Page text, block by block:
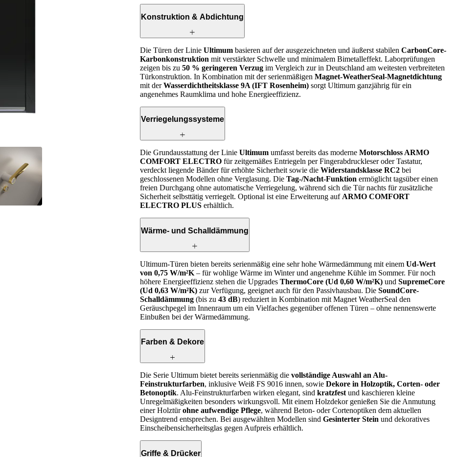
Konstruktion & Abdichtung
Die Türen der Linie Ultimum basieren auf der ausgezeichneten und äußerst stabilen CarbonCore-
Karbonkonstruktion mit verstärkter Schwelle und minimalem Bimetalleffekt. Laborprüfungen
zeigen bis zu 50 % geringeren Verzug im Vergleich zur in Deutschland am weitesten verbreiteten
Tür­konstruktion. In Kombination mit der serienmäßigen Magnet-WeatherSeal-Magnetdichtung
mit derWasserdichtheitsklasse 9A (IFT Rosenheim) sorgt Ultimum ganzjährig für ein
angenehmes Raumklima und hohe Energieeffizienz.
Verriegelungssysteme
Die Grundausstattung der Linie Ultimum umfasst bereits das moderne Motorschloss ARMO
COMFORT ELECTRO für zeitgemäßes Entriegeln per Fingerabdruckleser oder Tastatur,
verdeckt liegende Bänder für erhöhte Sicherheit sowie die Widerstandsklasse RC2 bei
geschlossenen Modellen ohne Verglasung. Die Tag-/Nacht-Funktion ermöglicht tagsüber einen
freien Durchgang ohne automatische Verriegelung, während sich die Tür nachts für zusätzliche
Sicherheit selbsttätig verriegelt. Optional ist eine Erweiterung auf ARMO COMFORT
ELECTRO PLUS erhältlich.
Wärme- und Schalldämmung
Ultimum-Türen bieten bereits serienmäßig eine sehr hohe Wärmedämmung mit einem Ud-Wert
von 0,75 W/m²K – für wohlige Wärme im Winter und angenehme Kühle im Sommer. Für noch
höhere Energieeffizienz stehen die Upgrades ThermoCore (Ud 0,60 W/m²K) und SupremeCore
(Ud 0,63 W/m²K) zur Verfügung, geeignet auch für den Passivhausbau. Die SoundCore-
Schalldämmung (bis zu 43 dB) reduziert in Kombination mit Magnet WeatherSeal den
Geräuschpegel im Innenraum um ein Vielfaches gegenüber offenen Türen – ohne nennenswerte
Einbußen bei der Wärmedämmung.
Farben & Dekore
Die Serie Ultimum bietet bereits serienmäßig die vollständige Auswahl an Alu-
Feinstrukturfarben, inklusive Weiß FS 9016 innen, sowie Dekore in Holzoptik, Corten‑ oder
Betonoptik. Alu-Feinstrukturfarben wirken elegant, sind kratzfest und kaschieren kleine
Unregelmäßigkeiten besonders wirkungsvoll. Mit einem Holzdekor genießen Sie die Anmutung
einer Holztürohne aufwendige Pflege, während Beton‑ oder Cortenoptiken dem aktuellen
Designtrend entsprechen. Bei ausgewählten Modellen sind Gesinterter Stein und dekoratives
Einscheibensicherheitsglas gegen Aufpreis erhältlich.
Griffe & Drücker